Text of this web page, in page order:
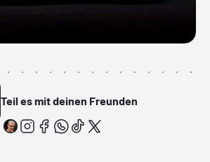
Teil es mit deinen Freunden